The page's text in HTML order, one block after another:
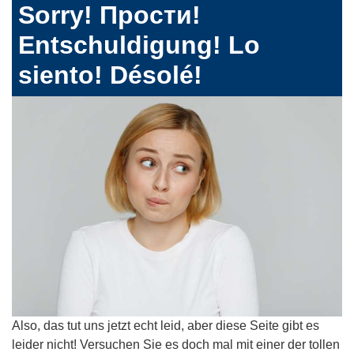
Sorry! Прости!
Entschuldigung! Lo
siento! Désolé!
Also, das tut uns jetzt echt leid, aber diese Seite gibt es
leider nicht! Versuchen Sie es doch mal mit einer der tollen